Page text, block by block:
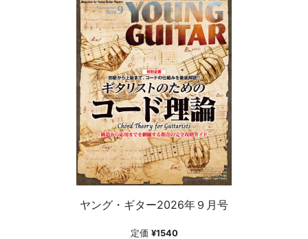
ヤング・ギター2026年９月号
定価 ¥1540